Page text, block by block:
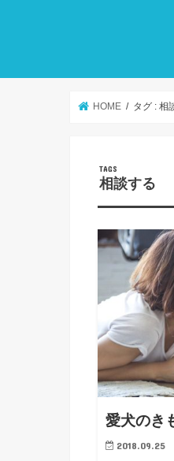
HOME タグ : 相
相談する
愛犬のき
2018.09.25